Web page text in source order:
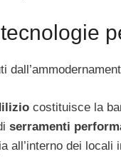
costituisce la
serramenti
all’interno dei